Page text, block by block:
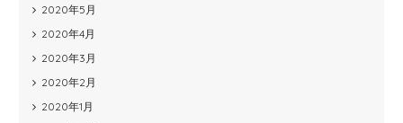
2020年5月
2020年4月
2020年3月
2020年2月
2020年1月